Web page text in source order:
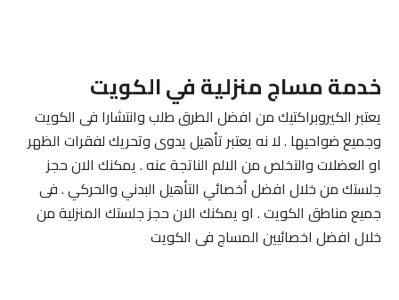
خدمة مساج منزلية في الكويت
يعتبر الكيروبراكتيك من افضل الطرق طلب وانتشارا فى الكويت
وجميع ضواحيها . لا نه يعتبر تأهيل يدوى وتحريك لفقرات الظهر
او العضلات والتخلص من الالم الناتجة عنه . يمكنك الان حجز
جلستك من خلال افضل أخصائي التأهيل البدني والحركي . فى
جميع مناطق الكويت . او يمكنك الان حجز جلستك المنزلية من
خلال افضل اخصائيين المساج فى الكويت